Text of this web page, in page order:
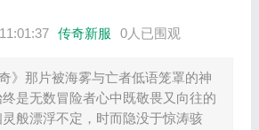
传奇新服 0人已围观
那片被海雾与亡者低语笼罩的神
是无数冒险者心中既敬畏又向往的
般漂浮不定，时而隐没于惊涛骇